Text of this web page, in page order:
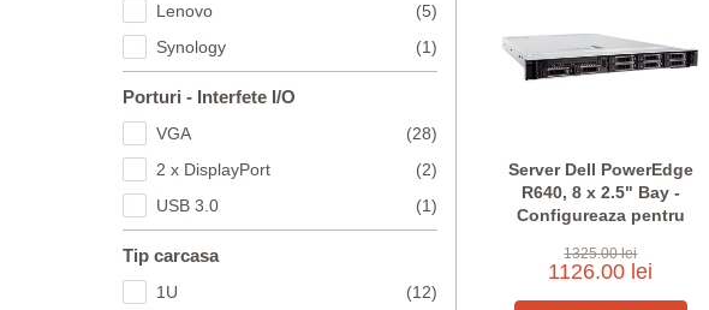
Lenovo
(5)
Synology
(1)
Porturi - Interfete I/O
VGA
(28)
2 x DisplayPort
(2)
USB 3.0
(1)
Tip carcasa
1U
(12)
Server Dell PowerEdge
R640, 8 x 2.5" Bay -
Configureaza pentru
1325.00 lei
1126.00 lei